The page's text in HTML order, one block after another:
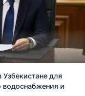
для
водоснабжения и